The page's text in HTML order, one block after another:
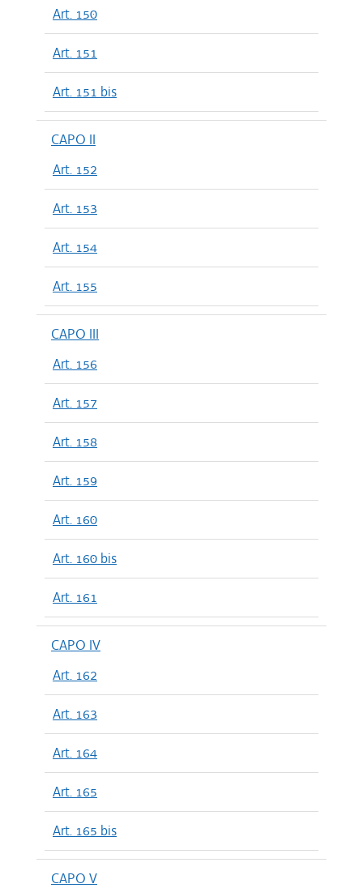
Art. 150
Art. 151
Art. 151 bis
CAPO II
Art. 152
Art. 153
Art. 154
Art. 155
CAPO III
Art. 156
Art. 157
Art. 158
Art. 159
Art. 160
Art. 160 bis
Art. 161
CAPO IV
Art. 162
Art. 163
Art. 164
Art. 165
Art. 165 bis
CAPO V